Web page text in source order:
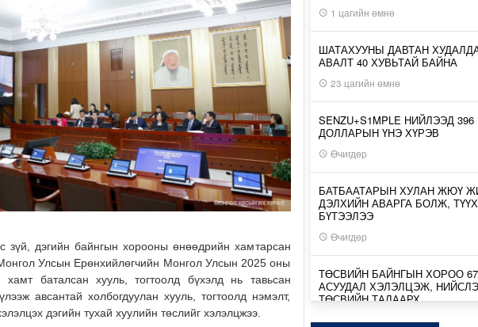
дэгийн байнгын хорооны өнөөдрийн хамтарсан
Улсын Ерөнхийлөгчийн Монгол Улсын 2025 оны
баталсан хууль, тогтоолд бүхэлд нь тавьсан
авсантай холбогдуулан хууль, тогтоолд нэмэлт,
дэгийн тухай хуулийн төслийг хэлэлцжээ.
1 цагийн өмнө
ШАТАХУУНЫ ДАВТАН
АВАЛТ 40 ХУВЬТАЙ БАЙНА
23 цагийн өмнө
SENZU+S1MPLE НИЙЛЭЭД
ДОЛЛАРЫН ҮНЭ ХҮРЭВ
Өчигдөр
БАТБААТАРЫН ХУЛАН ЖЮҮ
ДЭЛХИЙН АВАРГА БОЛЖ, ТҮҮХ
БҮТЭЭЛЭЭ
Өчигдөр
ТӨСВИЙН БАЙНГЫН ХОРОО 67
АСУУДАЛ ХЭЛЭЛЦЭЖ,
ТӨСВИЙН ТАЛААРХ …
Өчигдөр